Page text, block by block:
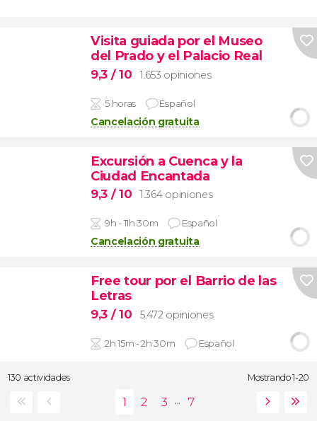
Visita guiada por el Museo
del Prado y el Palacio Real
9,3 / 10 1.653 opiniones
5 horas Español
Cancelación gratuita
Excursión a Cuenca y la
Ciudad Encantada
9,3 / 10 1.364 opiniones
9h - 11h 30m Español
Cancelación gratuita
Free tour por el Barrio de las
Letras
9,3 / 10 5.472 opiniones
2h 15m - 2h 30m Español
130 actividades Mostrando 1-20
...